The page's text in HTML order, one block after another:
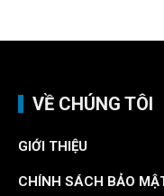
VỀ CHÚNG TÔI
GIỚI THIỆU
CHÍNH SÁCH BẢO